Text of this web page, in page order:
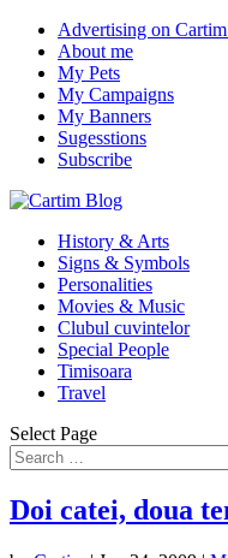
Advertising on
About me
My Pets
My Campaigns
My Banners
Sugesstions
Subscribe
History & Arts
Signs & Symbols
Personalities
Movies & Music
Clubul cuvintelor
Special People
Timisoara
Travel
Select Page
Doi catei, doua